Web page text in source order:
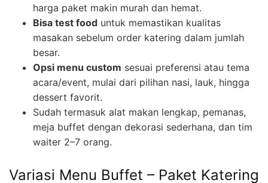
harga paket makin murah dan hemat.
Bisa test food untuk memastikan kualitas
masakan sebelum order katering dalam jumlah
besar.
Opsi menu custom sesuai preferensi atau tema
acara/event, mulai dari pilihan nasi, lauk, hingga
dessert favorit.
Sudah termasuk alat makan lengkap, pemanas,
meja buffet dengan dekorasi sederhana, dan tim
waiter 2–7 orang.
Variasi Menu Buffet – Paket Katering